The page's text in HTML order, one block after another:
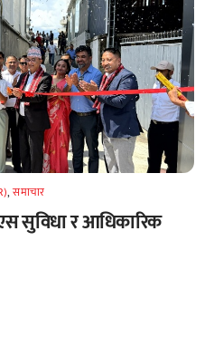
,समाचार
सुविधा र आधिकारिक